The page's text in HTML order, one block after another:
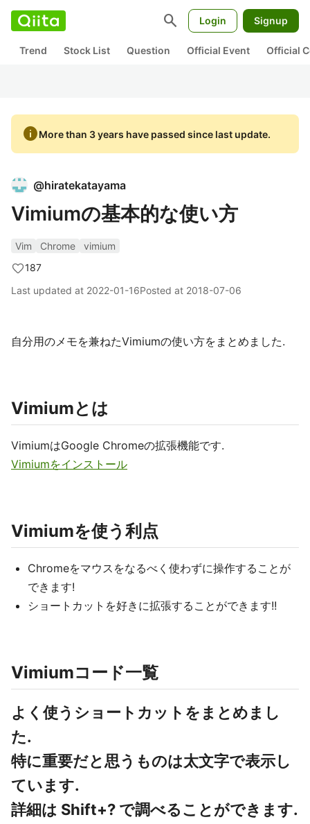
search Login Signup
Trend Stock List Question Official Event Official
infoMore than 3 years have passed since last update.
@hiratekatayama
Vimiumの基本的な使い方
Vim Chrome
vimium
187
Last updated at 2022-01-16Posted at 2018-07-06
自分用のメモを兼ねたVimiumの使い方をまとめました.
Vimiumとは
VimiumはGoogle Chromeの拡張機能です.
Vimiumをインストール
Vimiumを使う利点
Chromeをマウスをなるべく使わずに操作することが
できます!
ショートカットを好きに拡張することができます!!
Vimiumコード一覧
よく使うショートカットをまとめまし
た.
特に重要だと思うものは太文字で表示し
ています.
詳細は Shift+? で調べることができます.